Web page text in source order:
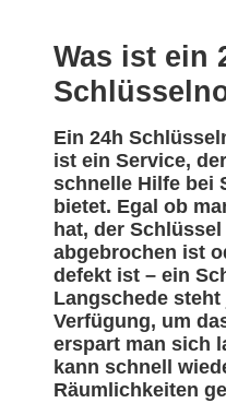
Was ist ein
Ein 24h
ist ein Service,
schnelle Hilfe bei
bietet. Egal ob
hat, der
abgebrochen ist
defekt ist – ein
Langschede
Verfügung, um
erspart man sich
kann schnell
Räumlichkeiten